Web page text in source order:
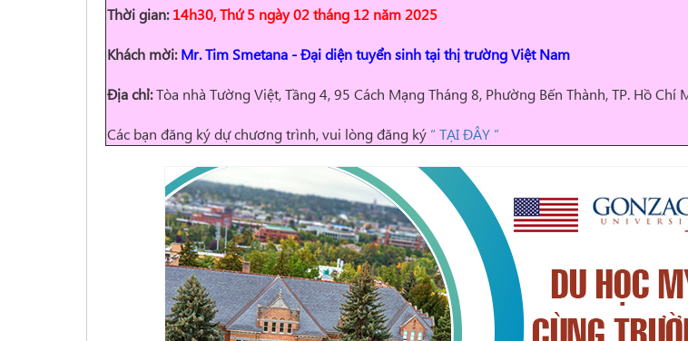
Thời gian:14h30, Thứ 5 ngày 02 tháng 12 năm 2025
Khách mời: Mr. Tim Smetana -Đại diện tuyển sinh tại thị trường Việt Nam
Địa chỉ:Tòa nhà Tường Việt, Tầng 4, 95 Cách Mạng Tháng 8, Phường Bến Thành, TP. Hồ Chí
Các bạn đăng ký dự chương trình, vui lòng đăng ký “ TẠI ĐÂY ”